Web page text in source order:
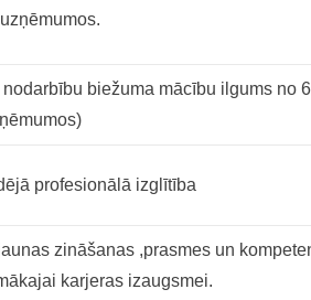
biežuma mācību ilgums no
profesionālā izglītība
zināšanas ,prasmes un
karjeras izaugsmei.